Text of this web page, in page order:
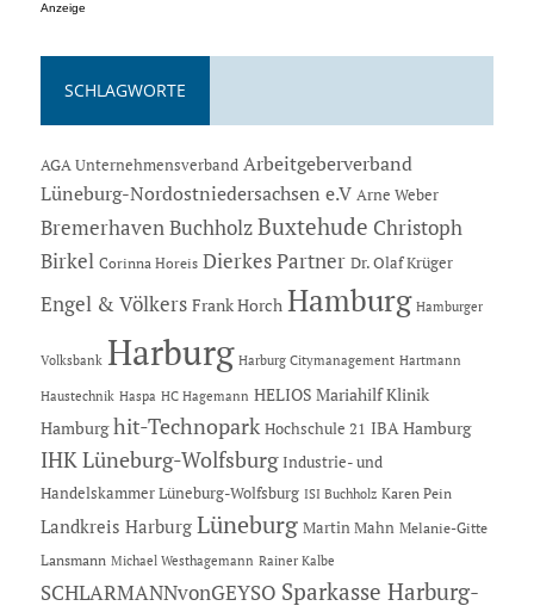
Anzeige
SCHLAGWORTE
AGA Unternehmensverband Arbeitgeberverband
Lüneburg-Nordostniedersachsen e.V Arne Weber
Bremerhaven Buchholz Buxtehude Christoph
Birkel Corinna Horeis Dierkes Partner Dr. Olaf Krüger
Engel & Völkers Frank Horch Hamburg Hamburger
Volksbank Harburg Harburg Citymanagement Hartmann
Haustechnik Haspa HC Hagemann HELIOS Mariahilf Klinik
Hamburg hit-Technopark Hochschule 21 IBA Hamburg
IHK Lüneburg-Wolfsburg Industrie- und
Handelskammer Lüneburg-Wolfsburg ISI Buchholz Karen Pein
Landkreis Harburg Lüneburg Martin Mahn Melanie-Gitte
Lansmann Michael Westhagemann Rainer Kalbe
SCHLARMANNvonGEYSO Sparkasse Harburg-